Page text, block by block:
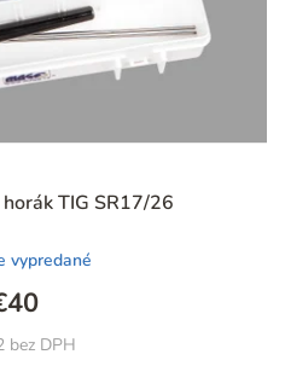
TIG SR17/26
hodnotenie
je
4,9
z
5
vypredané
bez DPH